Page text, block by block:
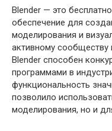
Blender — это
обеспечение для
моделирования и
активному сообществу
Blender способен
программами в
функциональность
позволило
моделирования, но и